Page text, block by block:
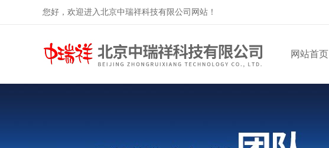
您好，欢迎进入北京中瑞祥科技有限公司网站！
网站首页